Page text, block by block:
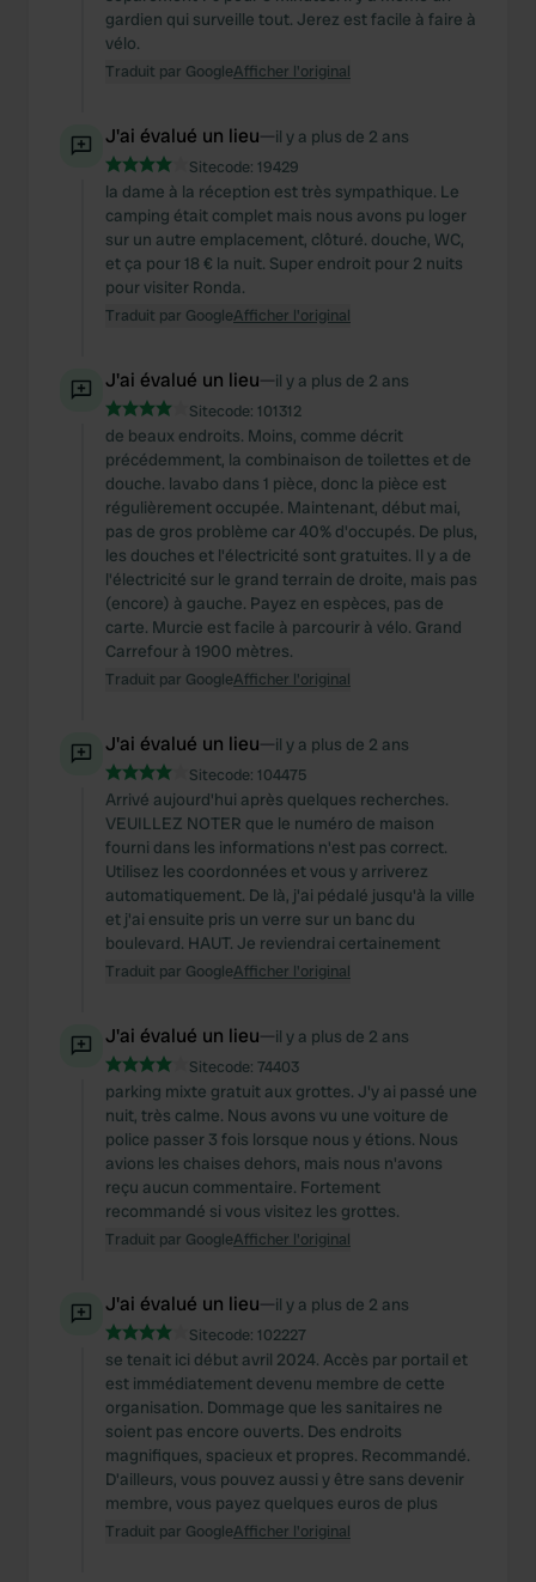
gardien qui surveille tout. Jerez est facile à faire à
vélo.
Traduit par GoogleAfficher l'original
J'ai évalué un lieu—il y a plus de 2 ans
Sitecode: 19429
la dame à la réception est très sympathique. Le
camping était complet mais nous avons pu loger
sur un autre emplacement, clôturé. douche, WC,
et ça pour 18 € la nuit. Super endroit pour 2 nuits
pour visiter Ronda.
Traduit par GoogleAfficher l'original
J'ai évalué un lieu—il y a plus de 2 ans
Sitecode: 101312
de beaux endroits. Moins, comme décrit
précédemment, la combinaison de toilettes et de
douche. lavabo dans 1 pièce, donc la pièce est
régulièrement occupée. Maintenant, début mai,
pas de gros problème car 40% d'occupés. De plus,
les douches et l'électricité sont gratuites. Il y a de
l'électricité sur le grand terrain de droite, mais pas
(encore) à gauche. Payez en espèces, pas de
carte. Murcie est facile à parcourir à vélo. Grand
Carrefour à 1900 mètres.
Traduit par GoogleAfficher l'original
J'ai évalué un lieu—il y a plus de 2 ans
Sitecode: 104475
Arrivé aujourd'hui après quelques recherches.
VEUILLEZ NOTER que le numéro de maison
fourni dans les informations n'est pas correct.
Utilisez les coordonnées et vous y arriverez
automatiquement. De là, j'ai pédalé jusqu'à la ville
et j'ai ensuite pris un verre sur un banc du
boulevard. HAUT. Je reviendrai certainement
Traduit par GoogleAfficher l'original
J'ai évalué un lieu—il y a plus de 2 ans
Sitecode: 74403
parking mixte gratuit aux grottes. J'y ai passé une
nuit, très calme. Nous avons vu une voiture de
police passer 3 fois lorsque nous y étions. Nous
avions les chaises dehors, mais nous n'avons
reçu aucun commentaire. Fortement
recommandé si vous visitez les grottes.
Traduit par GoogleAfficher l'original
J'ai évalué un lieu—il y a plus de 2 ans
Sitecode: 102227
se tenait ici début avril 2024. Accès par portail et
est immédiatement devenu membre de cette
organisation. Dommage que les sanitaires ne
soient pas encore ouverts. Des endroits
magnifiques, spacieux et propres. Recommandé.
D'ailleurs, vous pouvez aussi y être sans devenir
membre, vous payez quelques euros de plus
Traduit par GoogleAfficher l'original